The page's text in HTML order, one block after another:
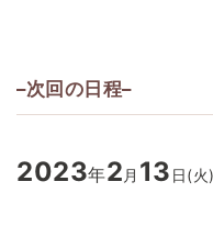
–次回の日程–
2023年2 月 13 日(火)